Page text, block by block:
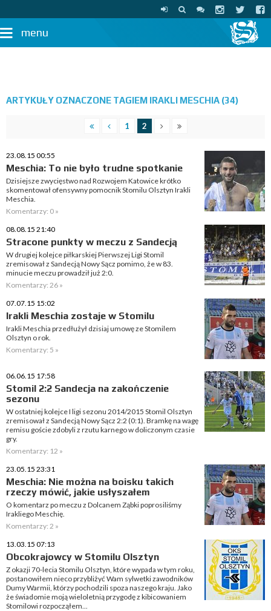
menu
ARTYKUŁY OZNACZONE TAGIEM IRAKLI MESCHIA (34)
1 2
23.08.15 00:55
Meschia: To nie było trudne spotkanie
Dzisiejsze zwycięstwo nad Rozwojem Katowice krótko
skomentował ofensywny pomocnik Stomilu Olsztyn Irakli
Meschia.
Komentarzy: 0 »
08.08.15 21:40
Stracone punkty w meczu z Sandecją
W drugiej kolejce piłkarskiej Pierwszej Ligi Stomil
zremisował z Sandecją Nowy Sącz pomimo, że w 83.
minucie meczu prowadził już 2:0.
Komentarzy: 26 »
07.07.15 15:02
Irakli Meschia zostaje w Stomilu
Irakli Meschia przedłużył dzisiaj umowę ze Stomilem
Olsztyn o rok.
Komentarzy: 5 »
06.06.15 17:58
Stomil 2:2 Sandecja na zakończenie
sezonu
W ostatniej kolejce I ligi sezonu 2014/2015 Stomil Olsztyn
zremisował z Sandecją Nowy Sącz 2:2 (0:1). Bramkę na wagę
remisu goście zdobyli z rzutu karnego w doliczonym czasie
gry.
Komentarzy: 12 »
23.05.15 23:31
Meschia: Nie można na boisku takich
rzeczy mówić, jakie usłyszałem
O komentarz po meczu z Dolcanem Ząbki poprosiliśmy
Irakliego Meschię.
Komentarzy: 2 »
13.03.15 07:13
Obcokrajowcy w Stomilu Olsztyn
Z okazji 70-lecia Stomilu Olsztyn, które wypada w tym roku,
postanowiłem nieco przybliżyć Wam sylwetki zawodników
Dumy Warmii, którzy pochodzili spoza naszego kraju. Jako
że świadomie moją wieloletnią przygodę z kibicowaniem
Stomilowi rozpocząłem...